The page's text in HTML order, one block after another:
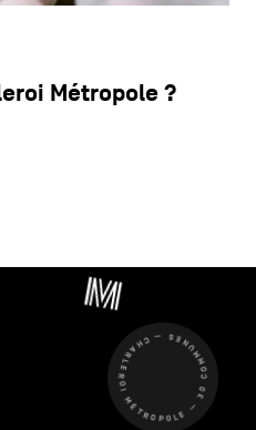
Métropole ?
CHARLEROI MÉTROPOLE — 30 COMMUNES —